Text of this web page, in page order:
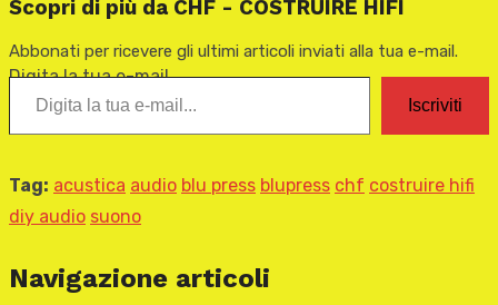
Scopri di più da CHF - COSTRUIRE HIFI
Abbonati per ricevere gli ultimi articoli inviati alla tua e-mail.
Digita la tua e-mail...
Iscriviti
Tag: acustica audio blu press blupress chf costruire hifi
diy audio suono
Navigazione articoli